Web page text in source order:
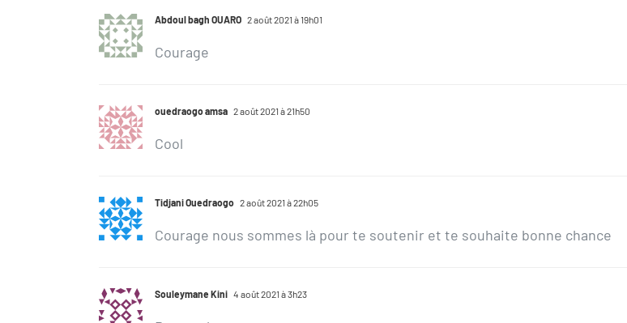
Abdoul bagh OUARO 2 août 2021 à 19h01
Courage
ouedraogo amsa 2 août 2021 à 21h50
Cool
Tidjani Ouedraogo 2 août 2021 à 22h05
Courage nous sommes là pour te soutenir et te souhaite bonne chance
Souleymane Kini 4 août 2021 à 3h23